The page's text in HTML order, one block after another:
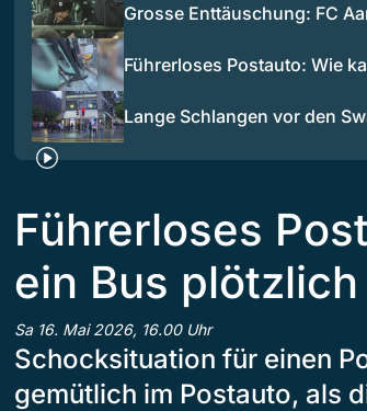
Grosse Enttäuschung: FC
Führerloses Postauto: Wie
Lange Schlangen vor den
Führerloses
ein Bus
Sa 16. Mai 2026, 16.00 Uhr
Schocksituation für einen
gemütlich im Postauto, als